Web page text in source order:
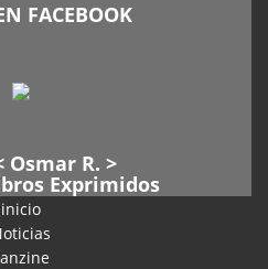
FACEBOOK
Osmar R. >
Exprimidos
inicio